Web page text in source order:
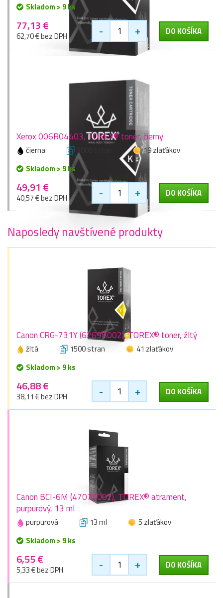
Skladom > 9 ks
77,13 €
62,70 € bez DPH - + DO KOŠÍKA
Xerox 006R04403, TOREX® toner, čierny
čierna 3000 stran
19 zlaťákov
Skladom > 9 ks
49,91 €
40,57 € bez DPH - + DO KOŠÍKA
Naposledy navštívené produkty
Canon CRG-731Y (6269B002), TOREX® toner, žltý
žltá 1500 stran
41 zlaťákov
Skladom > 9 ks
46,88 €
38,11 € bez DPH - + DO KOŠÍKA
Canon BCI-6M (4707A002), TOREX® atrament,
purpurový, 13 ml
purpurová 13 ml
5 zlaťákov
Skladom > 9 ks
6,55 €
5,33 € bez DPH - + DO KOŠÍKA